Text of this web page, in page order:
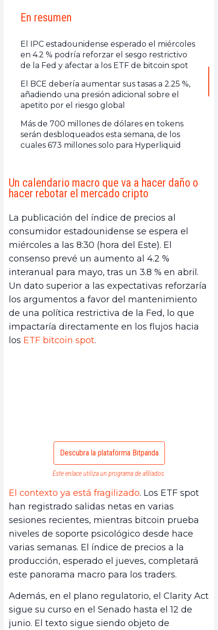
En resumen
El IPC estadounidense esperado el miércoles
en 4.2 % podría reforzar el sesgo restrictivo
de la Fed y afectar a los ETF de bitcoin spot
El BCE debería aumentar sus tasas a 2.25 %,
añadiendo una presión adicional sobre el
apetito por el riesgo global
Más de 700 millones de dólares en tokens
serán desbloqueados esta semana, de los
cuales 673 millones solo para Hyperliquid
Un calendario macro que va a hacer daño o
hacer rebotar el mercado cripto
La publicación del índice de precios al
consumidor estadounidense se espera el
miércoles a las 8:30 (hora del Este). El
consenso prevé un aumento al 4.2 %
interanual para mayo, tras un 3.8 % en abril.
Un dato superior a las expectativas reforzaría
los argumentos a favor del mantenimiento
de una política restrictiva de la Fed, lo que
impactaría directamente en los flujos hacia
los ETF bitcoin spot.
Descubra la plataforma Bitpanda
Este enlace utiliza un programa de afiliados.
El contexto ya está fragilizado. Los ETF spot
han registrado salidas netas en varias
sesiones recientes, mientras bitcoin prueba
niveles de soporte psicológico desde hace
varias semanas. El índice de precios a la
producción, esperado el jueves, completará
este panorama macro para los traders.
Además, en el plano regulatorio, el Clarity Act
sigue su curso en el Senado hasta el 12 de
junio. El texto sigue siendo objeto de